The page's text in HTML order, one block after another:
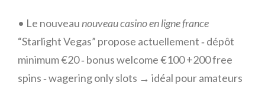
• Le nouveaunouveau casino en ligne france
“Starlight Vegas” propose actuellement ‑ dépôt
minimum €20 ‑ bonus welcome €100 +200 free
spins ‑ wagering only slots → idéal pour amateurs